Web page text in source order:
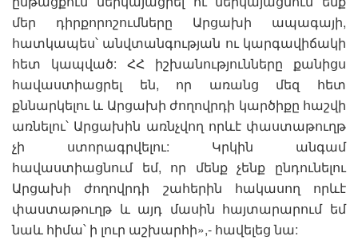
մեր դիրքորոշումները Արցախի ապագայի,
հատկապես՝ անվտանգության ու կարգավիճակի
հետ կապված: ՀՀ իշխանությունները քանիցս
հավաստիացրել են, որ առանց մեզ հետ
քննարկելու և Արցախի ժողովրդի կարծիքը հաշվի
առնելու՝ Արցախին առնչվող որևէ փաստաթուղթ
չի ստորագրվելու: Կրկին անգամ
հավաստիացնում եմ, որ մենք չենք ընդունելու
Արցախի ժողովրդի շահերին հակասող որևէ
փաստաթուղթ և այդ մասին հայտարարում եմ
նաև հիմա՝ ի լուր աշխարհի»,- հավելեց նա: